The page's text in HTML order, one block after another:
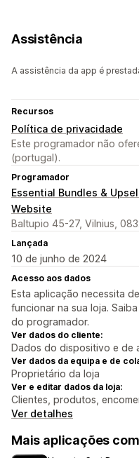
Assistência
A assistência da app é
Recursos
Política de privacidade
Este programador não
(portugal).
Programador
Essential Bundles &
Website
Baltupio 45-27, Vilnius,
Lançada
10 de junho de 2024
Acesso aos dados
Esta aplicação necessita
funcionar na sua loja.
do programador.
Ver dados do cliente:
Dados do dispositivo e de
Ver dados da equipa e de
Proprietário da loja
Ver e editar dados da loja:
Clientes, produtos,
Ver detalhes
Mais aplicações